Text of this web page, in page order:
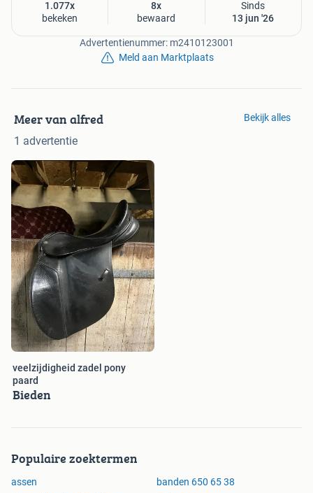
1.077x
bekeken
8x
bewaard
Sinds
13 jun '26
Advertentienummer: m2410123001
Meld aan Marktplaats
Meer van alfred
1 advertentie
Bekijk alles
veelzijdigheid zadel pony
paard
Bieden
Populaire zoektermen
assen
banden 650 65 38